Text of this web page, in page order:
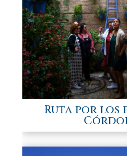
Ruta por los